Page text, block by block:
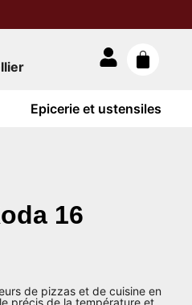
Epicerie et ustensiles
16
de pizzas et de cuisine en
précis de la température et